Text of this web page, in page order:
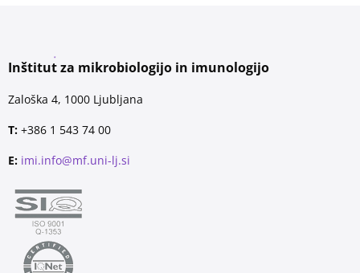
Inštitut za mikrobiologijo in imunologijo
Zaloška 4, 1000 Ljubljana
T: +386 1 543 74 00
E: imi.info@mf.uni-lj.si